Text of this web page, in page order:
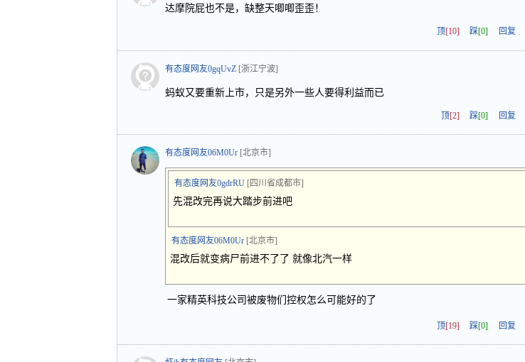
达摩院屁也不是，缺整天唧唧歪歪！
顶[10] 踩[0] 回复
有态度网友0gqUvZ [浙江宁波]
蚂蚁又要重新上市，只是另外一些人要得利益而已
顶[2] 踩[0] 回复
有态度网友06M0Ur [北京市]
有态度网友0gdrRU [四川省成都市]
先混改完再说大踏步前进吧
有态度网友06M0Ur [北京市]
混改后就变病尸前进不了了 就像北汽一样
一家精英科技公司被废物们控权怎么可能好的了
顶[19] 踩[0] 回复